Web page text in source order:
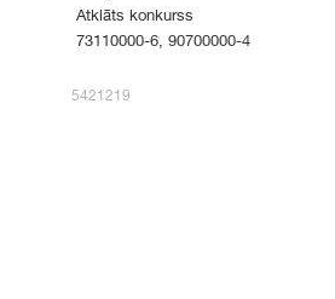
Atklāts konkurss
73110000-6, 90700000-4
5421219